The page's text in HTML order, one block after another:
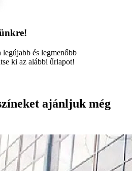
legújabb és legmenőbb
ki az alábbi űrlapot!
ajánljuk még